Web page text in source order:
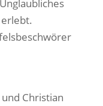
Christian